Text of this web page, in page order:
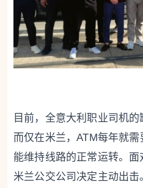
目前，全意大利职业司机的
而仅在米兰，ATM每年就
能维持线路的正常运转。面
米兰公交公司决定主动出